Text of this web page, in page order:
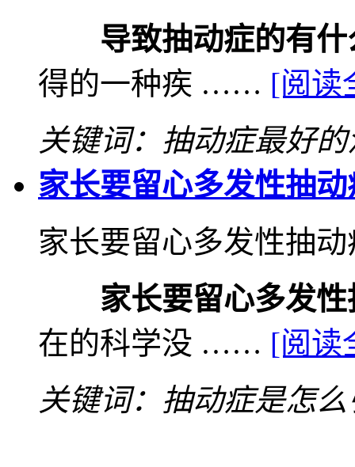
导致抽动症的有
得的一种疾 …… [阅读
关键词：抽动症最好
家长要留心多发性抽动
家长要留心多发性抽动
家长要留心多发
在的科学没 …… [阅读
关键词：抽动症是怎